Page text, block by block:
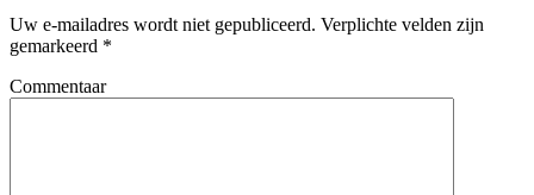
Uw e-mailadres wordt niet gepubliceerd. Verplichte velden zijn
gemarkeerd *
Commentaar